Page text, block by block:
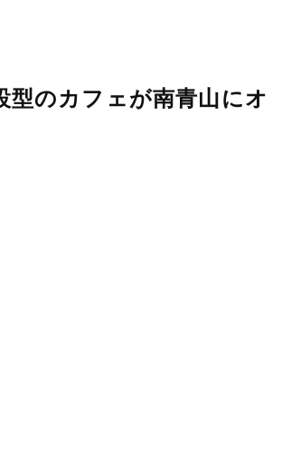
のカフェが南青山にオ